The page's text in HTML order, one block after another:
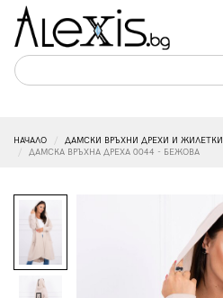
НАЧАЛО
ДАМСКИ ВРЪХНИ ДРЕХИ И ЖИЛЕТКИ
ДАМСКА ВРЪХНА ДРЕХА 0044 - БЕЖОВА